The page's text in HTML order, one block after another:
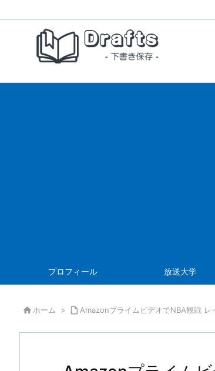
プロフィール 放送大学
 ホーム >  AmazonプライムビデオでNBA観戦 レ